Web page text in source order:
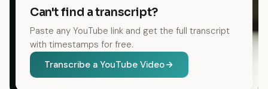
Can't find a transcript?
Paste any YouTube link and get the full transcript
with timestamps for free.
Transcribe a YouTube Video